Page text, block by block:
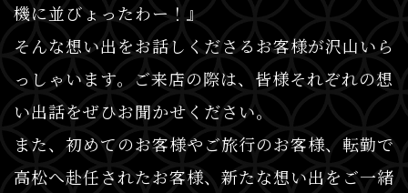
機に並びょったわー！』
そんな想い出をお話しくださるお客様が沢山いら
っしゃいます。ご来店の際は、皆様それぞれの想
い出話をぜひお聞かせください。
また、初めてのお客様やご旅行のお客様、転勤で
高松へ赴任されたお客様、新たな想い出をご一緒